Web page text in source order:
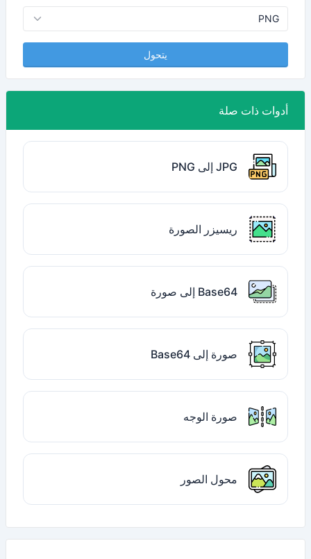
يتحول
أدوات ذات صلة
JPG إلى PNG
ريسيزر الصورة
Base64 إلى صورة
صورة إلى Base64
صورة الوجه
محول الصور